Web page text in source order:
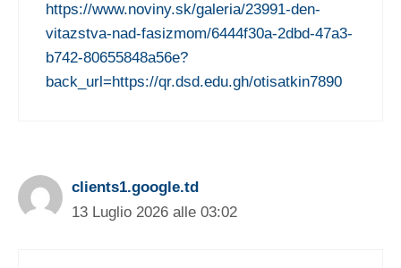
https://www.noviny.sk/galeria/23991-den-
vitazstva-nad-fasizmom/6444f30a-2dbd-47a3-
b742-80655848a56e?
back_url=https://qr.dsd.edu.gh/otisatkin7890
clients1.google.td
13 Luglio 2026 alle 03:02